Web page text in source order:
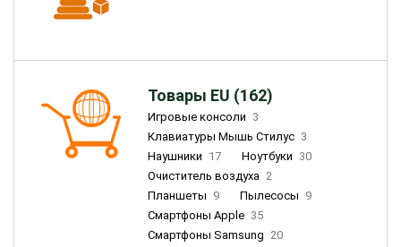
Товары EU (162)
Игровые консоли 3
Клавиатуры Мышь Стилус 3
Наушники 17 Ноутбуки 30
Очиститель воздуха 2
Планшеты 9 Пылесосы 9
Смартфоны Apple 35
Смартфоны Samsung 20